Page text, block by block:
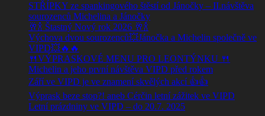
STŘÍPKY ze spankingového štěstí od Jánočky – II.návštěva
sourozenců Michelina a Jánočky
🥂🍾 Štastný Nový rok 2026 🥂🍾
Výchova dvou sourozenců💥Jánočka a Michelin společně ve
VIPD💥🔥🔥
🍴VÝPRASKOVÉ MENU PRO LEONTÝNKU 🍴
Michelin a jeho první návštěva VIPD před rokem
Září ve VIPD je ve znamení skvělých akcí 👍👍
Výprask beze stop?! aneb Cérčin letní zážitek ve VIPD
Letní prázdniny ve VIPD – do 20.7. 2025